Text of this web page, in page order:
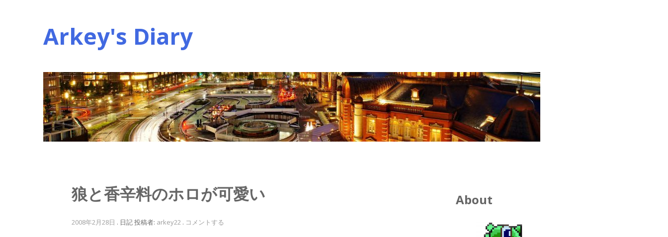
Arkey's Diary
狼と香辛料のホロが可愛い
2008年2月28日 . 日記投稿者: arkey22 . コメントする
About